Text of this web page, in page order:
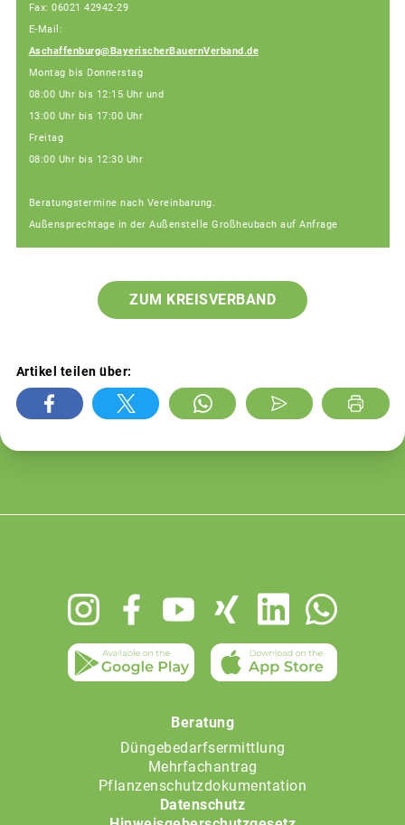
Fax: 06021 42942-29
E-Mail:
Aschaffenburg@BayerischerBauernVerband.de
Montag bis Donnerstag
08:00 Uhr bis 12:15 Uhr und
13:00 Uhr bis 17:00 Uhr
Freitag
08:00 Uhr bis 12:30 Uhr
Beratungstermine nach Vereinbarung.
Außensprechtage in der Außenstelle Großheubach auf Anfrage
ZUM KREISVERBAND
Artikel teilen über:
Beratung
Düngebedarfsermittlung
Mehrfachantrag
Pflanzenschutzdokumentation
Datenschutz